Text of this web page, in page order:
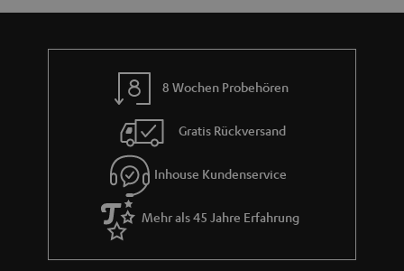
d
r
a
n
8 Wochen Probehören
Gratis Rückversand
Inhouse Kundenservice
Mehr als 45 Jahre Erfahrung